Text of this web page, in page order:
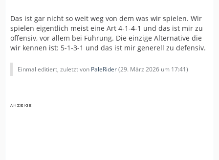
Das ist gar nicht so weit weg von dem was wir spielen. Wir
spielen eigentlich meist eine Art 4-1-4-1 und das ist mir zu
offensiv, vor allem bei Führung. Die einzige Alternative die
wir kennen ist: 5-1-3-1 und das ist mir generell zu defensiv.
Einmal editiert, zuletzt von PaleRider(29. März 2026 um 17:41)